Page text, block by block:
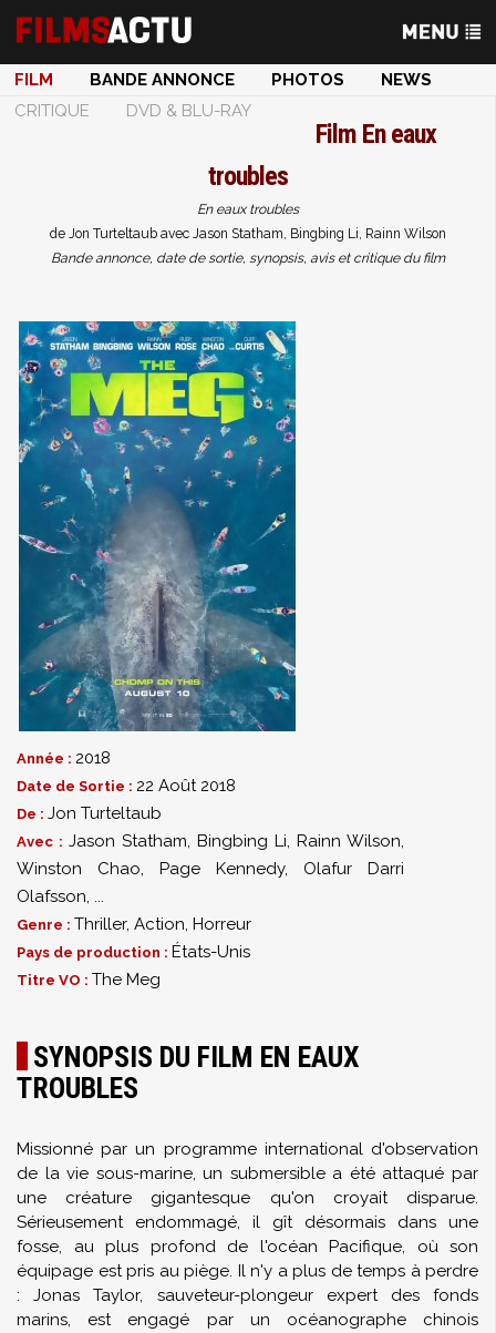
FILM BANDE ANNONCE PHOTOS
NEWS
CRITIQUE
DVD & BLU-RAY
Film En eaux
troubles
En eaux troubles
de Jon Turteltaub avec Jason Statham, Bingbing Li, Rainn Wilson
Bande annonce, date de sortie, synopsis, avis et critique du film
Année : 2018
Date de Sortie : 22 Août 2018
De : Jon Turteltaub
Avec : Jason Statham, Bingbing Li, Rainn Wilson,
Winston Chao, Page Kennedy, Olafur Darri
Olafsson, ...
Genre : Thriller, Action, Horreur
Pays de production : États-Unis
Titre VO : The Meg
SYNOPSIS DU FILM EN EAUX
TROUBLES
Missionné par un programme international d'observation
de la vie sous-marine, un submersible a été attaqué par
une créature gigantesque qu'on croyait disparue.
Sérieusement endommagé, il gît désormais dans une
fosse, au plus profond de l'océan Pacifique, où son
équipage est pris au piège. Il n'y a plus de temps à perdre
: Jonas Taylor, sauveteur-plongeur expert des fonds
marins, est engagé par un océanographe chinois